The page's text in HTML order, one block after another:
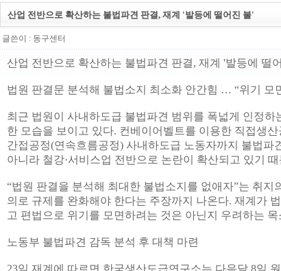
산업 전반으로 확산하는 불법파견 판결, 재계 '발등에 떨어진 불'
글쓴이 : 동구센터
산업 전반으로 확산하는 불법파견 판결, 재계 '발등에 떨
법원 판결문 분석해 불법소지 최소화 안간힘 … “위기 모
최근 법원이 사내하도급 불법파견 범위를 폭넓게 인정
한 모습을 보이고 있다. 컨베이어벨트를 이용한 직접생
간접공정(연속흐름공정) 사내하도급 노동자까지 불법파
아니라 철강·서비스업 전반으로 논란이 확산되고 있기
“법원 판결을 분석해 최대한 불법소지를 없애자”는 취지
의로 규제를 완화해야 한다는 주장까지 나온다. 재계가
고 편법으로 위기를 모면하려는 것은 아닌지 우려하는
노동부 불법파견 감독 분석 후 대책 마련
23일 재계에 따르면 한국생산도급연구소는 다음달 8일